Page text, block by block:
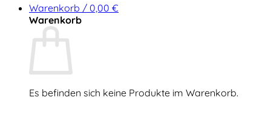
Warenkorb / 0,00 €
Warenkorb
Es befinden sich keine Produkte im Warenkorb.